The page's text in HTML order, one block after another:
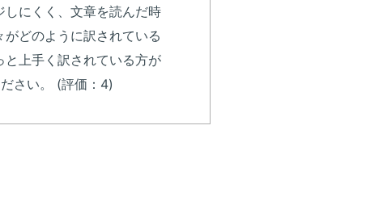
にくく、文章を読んだ時
どのように訳されている
上手く訳されている方が
さい。 (評価：4)